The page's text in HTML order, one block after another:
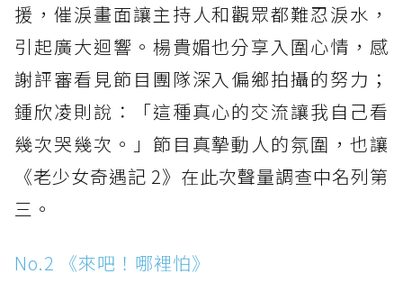
援，催淚畫面讓主持人和觀眾都難忍淚水，
引起廣大迴響。楊貴媚也分享入圍心情，感
謝評審看見節目團隊深入偏鄉拍攝的努力；
鍾欣凌則說：「這種真心的交流讓我自己看
幾次哭幾次。」節目真摯動人的氛圍，也讓
《老少女奇遇記 2》在此次聲量調查中名列第
三。
No.2 《來吧！哪裡怕》